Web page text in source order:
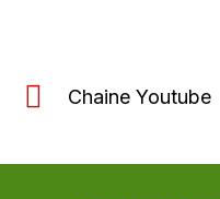
Chaine Youtube